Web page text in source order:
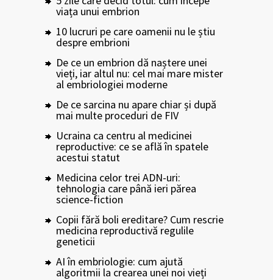
viața unui embrion
10 lucruri pe care oamenii nu le știu
despre embrioni
De ce un embrion dă naștere unei
vieți, iar altul nu: cel mai mare mister
al embriologiei moderne
De ce sarcina nu apare chiar și după
mai multe proceduri de FIV
Ucraina ca centru al medicinei
reproductive: ce se află în spatele
acestui statut
Medicina celor trei ADN-uri:
tehnologia care până ieri părea
science-fiction
Copii fără boli ereditare? Cum rescrie
medicina reproductivă regulile
geneticii
AI în embriologie: cum ajută
algoritmii la crearea unei noi vieți